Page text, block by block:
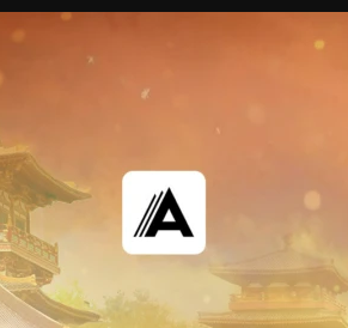
support@24h.tv
Пользовательское соглашение
Установить на ТВ